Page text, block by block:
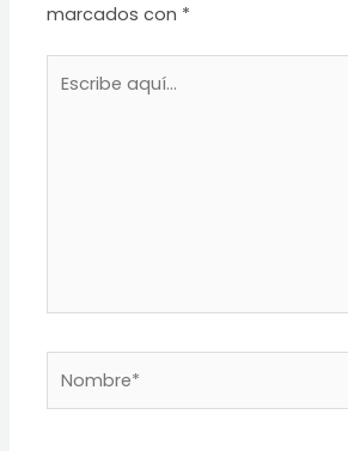
marcados con *
aquí...